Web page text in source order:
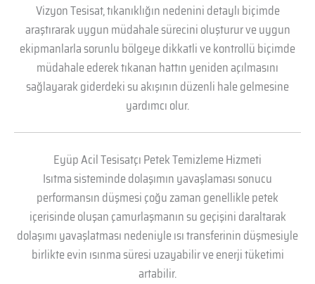
Vizyon Tesisat, tıkanıklığın nedenini detaylı biçimde
araştırarak uygun müdahale sürecini oluşturur ve uygun
ekipmanlarla sorunlu bölgeye dikkatli ve kontrollü biçimde
müdahale ederek tıkanan hattın yeniden açılmasını
sağlayarak giderdeki su akışının düzenli hale gelmesine
yardımcı olur.
Eyüp Acil Tesisatçı Petek Temizleme Hizmeti
Isıtma sisteminde dolaşımın yavaşlaması sonucu
performansın düşmesi çoğu zaman genellikle petek
içerisinde oluşan çamurlaşmanın su geçişini daraltarak
dolaşımı yavaşlatması nedeniyle ısı transferinin düşmesiyle
birlikte evin ısınma süresi uzayabilir ve enerji tüketimi
artabilir.